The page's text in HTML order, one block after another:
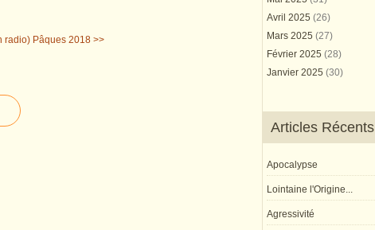
radio) Pâques 2018 >>
Avril 2025 (26)
Mars 2025 (27)
Février 2025 (28)
Janvier 2025 (30)
Articles Récents
Apocalypse
Lointaine l'Origine...
Agressivité